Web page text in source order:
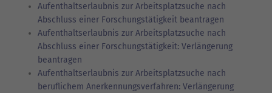
Aufenthaltserlaubnis zur Arbeitsplatzsuche nach
Abschluss einer Forschungstätigkeit beantragen
Aufenthaltserlaubnis zur Arbeitsplatzsuche nach
Abschluss einer Forschungstätigkeit: Verlängerung
beantragen
Aufenthaltserlaubnis zur Arbeitsplatzsuche nach
beruflichem Anerkennungsverfahren: Verlängerung